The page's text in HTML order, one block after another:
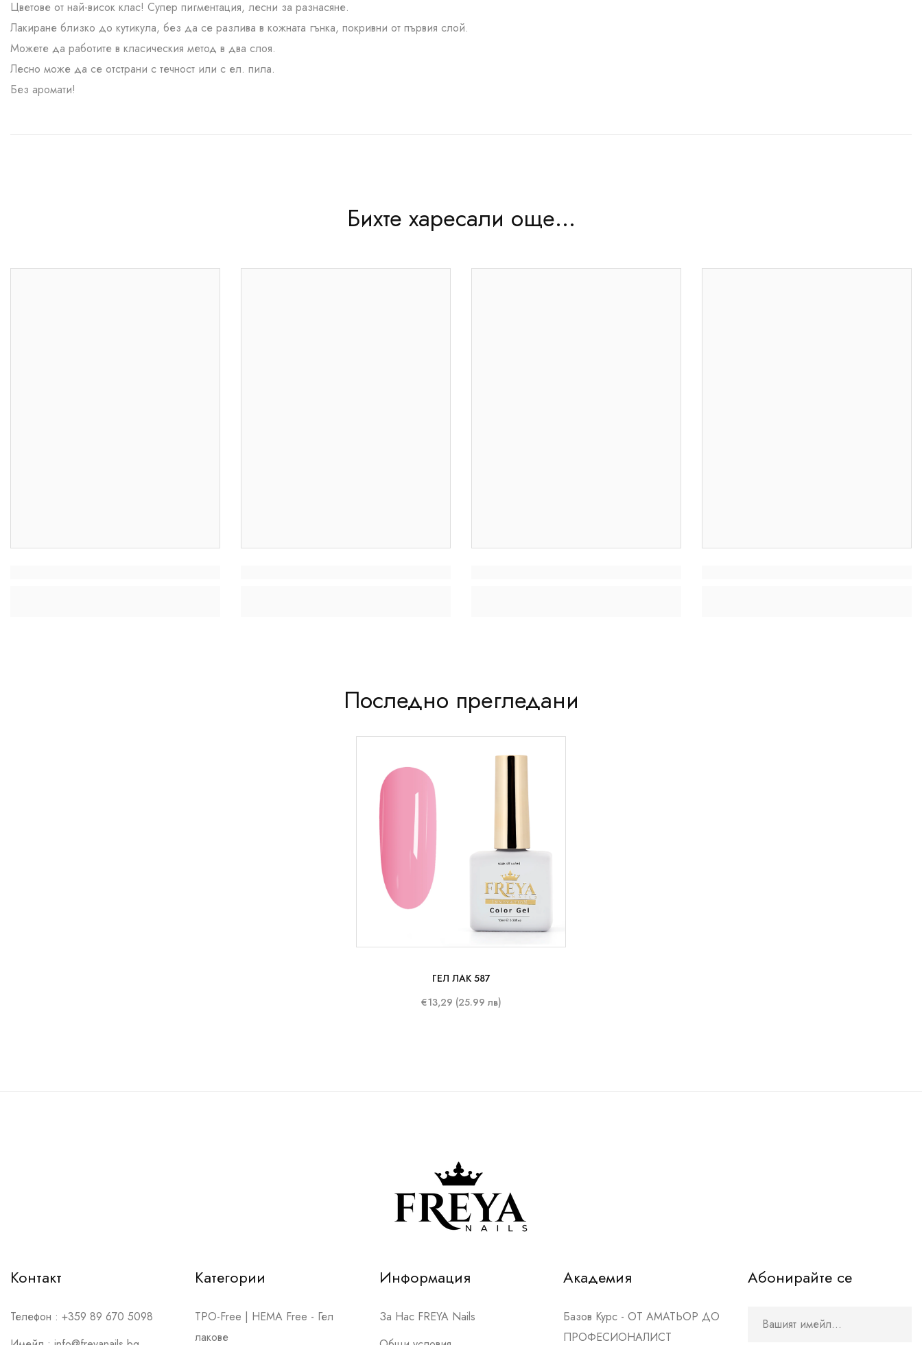
Цветове от най-висок клас! Супер пигментация, лесни за разнасяне.
Лакиране близко до кутикула, без да се разлива в кожната гънка, покривни от първия слой.
Можете да работите в класическия метод в два слоя.
Лесно може да се отстрани с течност или с ел. пила.
Без аромати!
Бихте харесали още...
Последно прегледани
10 ml
ГЕЛ ЛАК 587
€13,29 (25.99 лв)
Контакт
Телефон : +359 89 670 5098
Категории
TPO-Free | HEMA Free - Гел
лакове
Информация
За Нас FREYA Nails
Академия
Базов Курс - ОТ АМАТЬОР ДО
ПРОФЕСИОНАЛИСТ
Абонирайте се